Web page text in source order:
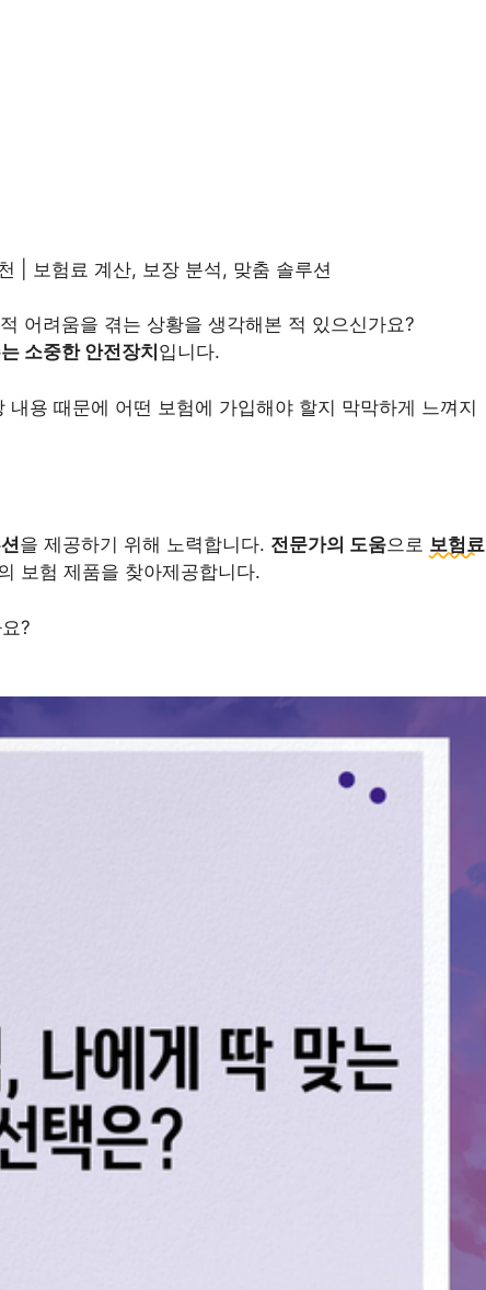
| 보험료 계산, 보장 분석, 맞춤 솔루션
어려움을 겪는 상황을 생각해본 적 있으신가요?
소중한 안전장치 입니다.
용 때문에 어떤 보험에 가입해야 할지 막막하게 느껴지
을 제공하기 위해 노력합니다. 전문가의 도움으로 보험료
보험 제품을 찾아제공합니다.
?